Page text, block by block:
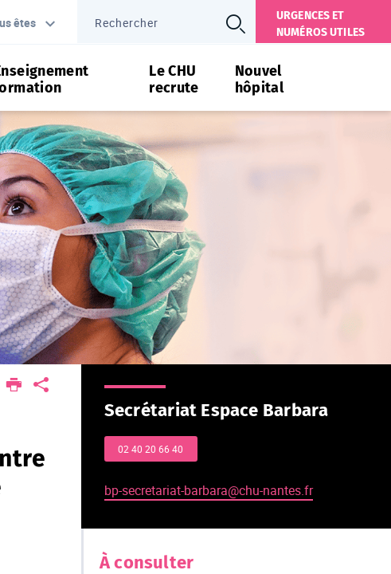
êtes
URGENCES ET
NUMÉROS UTILES
Le CHU
recrute
Nouvel
hôpital
Secrétariat Espace Barbara
02 40 20 66 40
bp-secretariat-barbara@chu-nantes.fr
À consulter